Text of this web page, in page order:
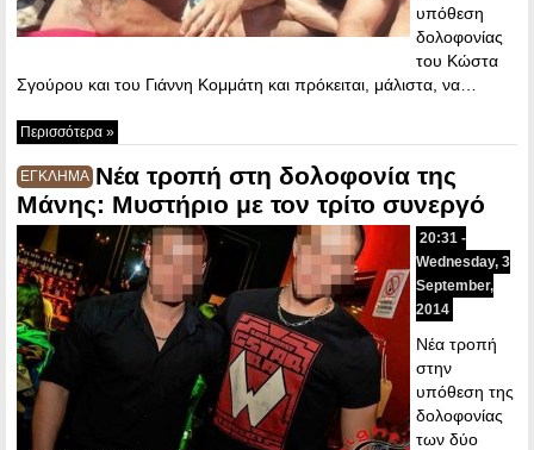
υπόθεση
δολοφονίας
του Κώστα
Σγούρου και του Γιάννη Κομμάτη και πρόκειται, μάλιστα, να…
Περισσότερα »
ΕΓΚΛΗΜΑ Νέα τροπή στη δολοφονία της
Μάνης: Μυστήριο με τον τρίτο συνεργό
20:31 -
Wednesday, 3
September,
2014
Νέα τροπή
στην
υπόθεση της
δολοφονίας
των δύο